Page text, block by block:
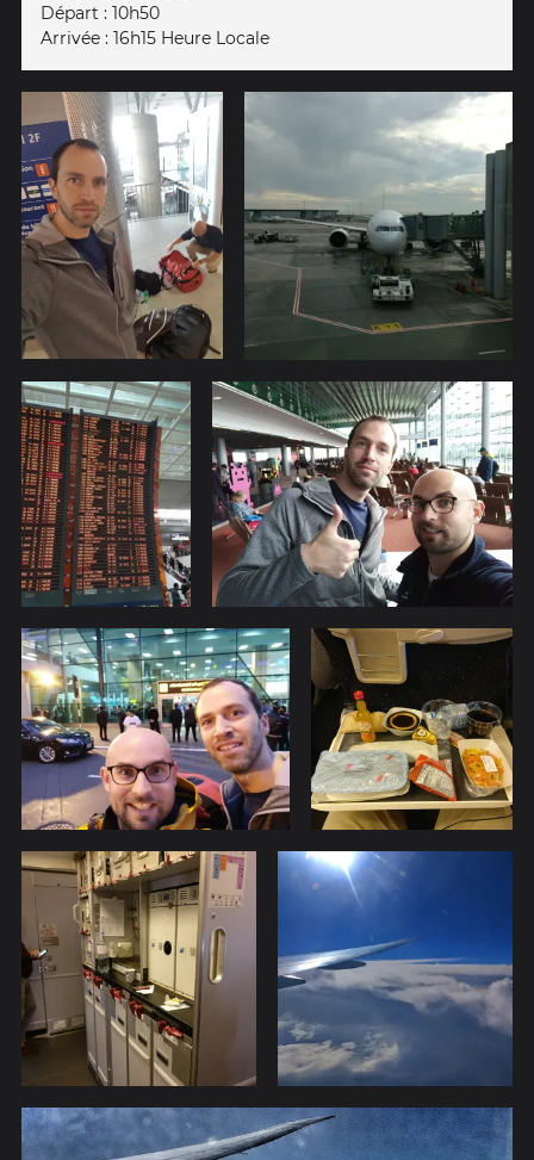
Départ : 10h50
Arrivée : 16h15 Heure Locale